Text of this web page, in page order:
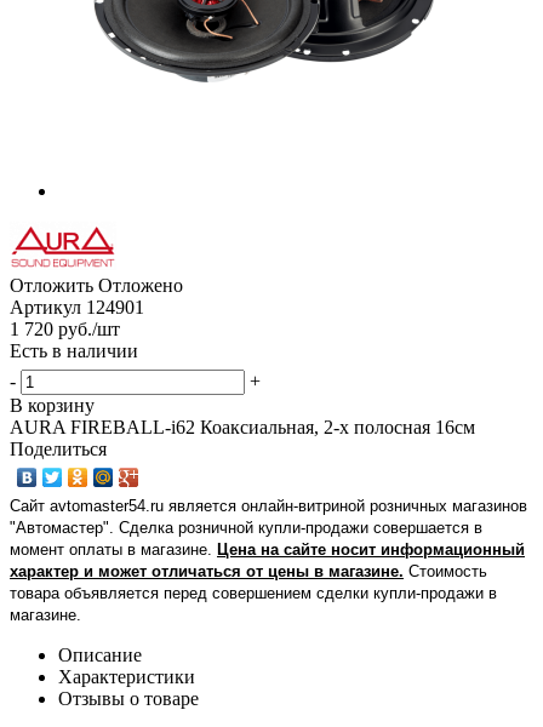
Отложить Отложено
Артикул 124901
1 720 руб./шт
Есть в наличии
-
+
В корзину
AURA FIREBALL-i62 Коаксиальная, 2-х полосная 16см
Поделиться
Сайт avtomaster54.ru является онлайн-витриной розничных магазинов
"Автомастер". Сделка розничной купли-продажи совершается в
момент оплаты в магазине.
Цена на сайте носит информационный
характер и может отличаться от цены в магазине. Стоимость
товара объявляется перед совершением сделки купли-продажи в
магазине
Описание
Характеристики
Отзывы о товаре